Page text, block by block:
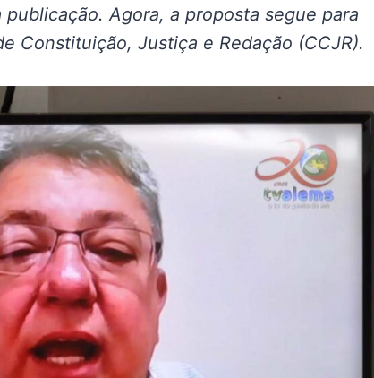
Agora, a proposta segue para
Constituição, Justiça e Redação (CCJR).